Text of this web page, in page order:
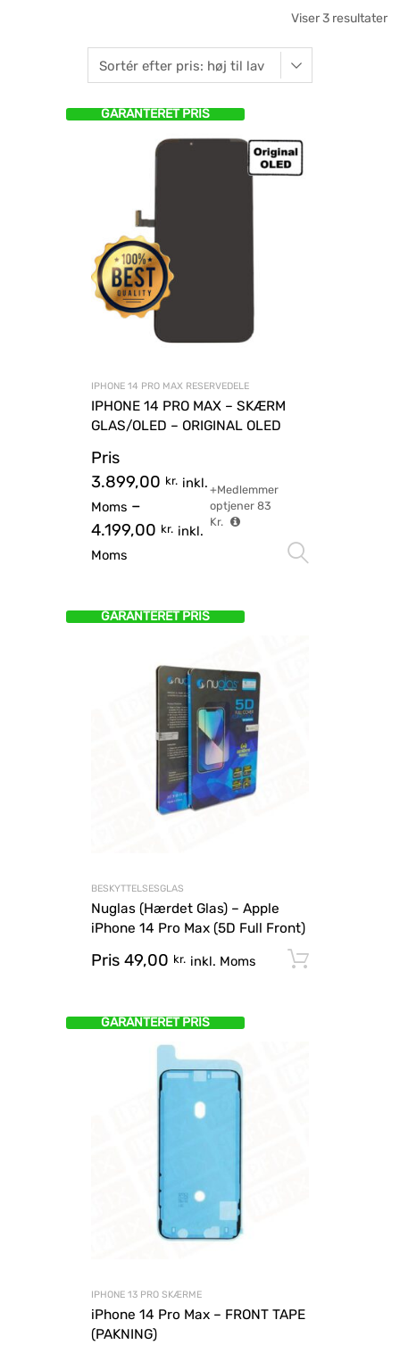
Viser 3 resultater
GARANTERET PRIS
IPHONE 14 PRO MAX RESERVEDELE
IPHONE 14 PRO MAX – SKÆRM
GLAS/OLED – ORIGINAL OLED
Pris
3.899,00 kr. inkl.
Moms –
4.199,00 kr. inkl.
Moms
+Medlemmer
optjener 83
Kr.
GARANTERET PRIS
BESKYTTELSESGLAS
Nuglas (Hærdet Glas) – Apple
iPhone 14 Pro Max (5D Full Front)
Pris 49,00 kr. inkl. Moms
GARANTERET PRIS
IPHONE 13 PRO SKÆRME
iPhone 14 Pro Max – FRONT TAPE
(PAKNING)